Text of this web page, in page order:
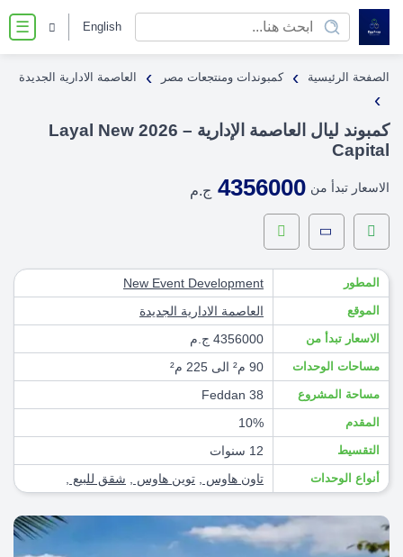
☰ English
الصفحة الرئيسية › كمبوندات ومنتجعات مصر › العاصمة الادارية الجديدة
›
كمبوند ليال العاصمة الإدارية – 2026 Layal New
Capital
الاسعار تبدأ من 4356000 ج.م
المطور New Event Development
الموقع العاصمة الادارية الجديدة
الاسعار تبدأ من 4356000 ج.م
مساحات الوحدات 90 م² الى 225 م²
مساحة المشروع 38 Feddan
المقدم 10%
التقسيط 12 سنوات
أنواع الوحدات تاون هاوس توين هاوس شقق للبيع